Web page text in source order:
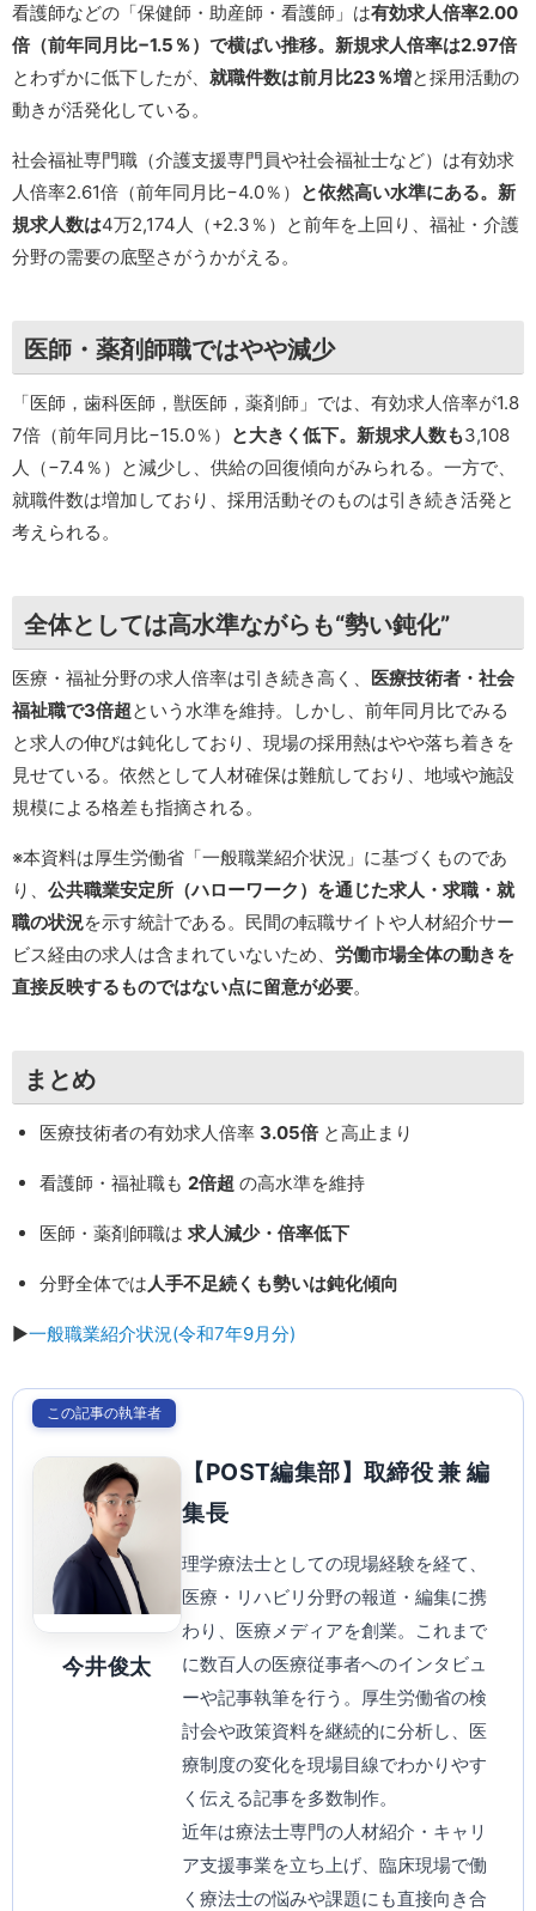
看護師などの「保健師・助産師・看護師」は有効求人倍率2.00
倍（前年同月比−1.5％） で横ばい推移。新規求人倍率は2.97倍
とわずかに低下したが、 就職件数は前月比23％増と採用活動の
動きが活発化している。
社会福祉専門職（介護支援専門員や社会福祉士など）は有効求
人倍率2.61倍（前年同月比−4.0％） と依然高い水準にある。新
規求人数は4万2,174人（+2.3％）と前年を上回り、福祉・介護
分野の需要の底堅さがうかがえる。
医師・薬剤師職ではやや減少
「医師，歯科医師，獣医師，薬剤師」では、有効求人倍率が1.8
7倍（前年同月比−15.0％） と大きく低下。新規求人数も3,108
人（−7.4％）と減少し、供給の回復傾向がみられる。一方で、
就職件数は増加しており、採用活動そのものは引き続き活発と
考えられる。
全体としては高水準ながらも“勢い鈍化”
医療・福祉分野の求人倍率は引き続き高く、 医療技術者・社会
福祉職で3倍超という水準を維持。しかし、前年同月比でみる
と求人の伸びは鈍化しており、現場の採用熱はやや落ち着きを
見せている。依然として人材確保は難航しており、地域や施設
規模による格差も指摘される。
※本資料は厚生労働省「一般職業紹介状況」に基づくものであ
り、 公共職業安定所（ハローワーク）を通じた求人・求職・就
職の状況を示す統計である。民間の転職サイトや人材紹介サー
ビス経由の求人は含まれていないため、 労働市場全体の動きを
直接反映するものではない点に留意が必要。
まとめ
医療技術者の有効求人倍率 3.05倍と高止まり
看護師・福祉職も 2倍超 の高水準を維持
医師・薬剤師職は 求人減少・倍率低下
分野全体では 人手不足続くも勢いは鈍化傾向
▶︎一般職業紹介状況(令和7年9月分)
この記事の執筆者
今井俊太
【POST編集部】取締役 兼 編
集長
理学療法士としての現場経験を経て、
医療・リハビリ分野の報道・編集に携
わり、医療メディアを創業。これまで
に数百人の医療従事者へのインタビュ
ーや記事執筆を行う。厚生労働省の検
討会や政策資料を継続的に分析し、医
療制度の変化を現場目線でわかりやす
く伝える記事を多数制作。
近年は療法士専門の人材紹介・キャリ
ア支援事業を立ち上げ、臨床現場で働
く療法士の悩みや課題にも直接向き合